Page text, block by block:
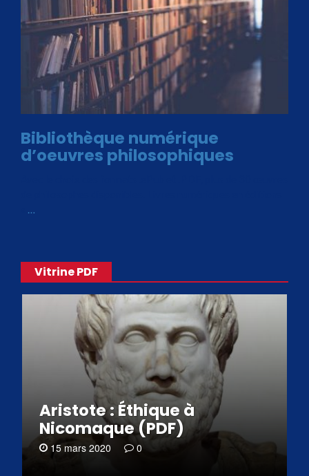
Bibliothèque numérique
d’oeuvres philosophiques
…
Vitrine PDF
Aristote : Éthique à
Nicomaque (PDF)
15 mars 2020 0